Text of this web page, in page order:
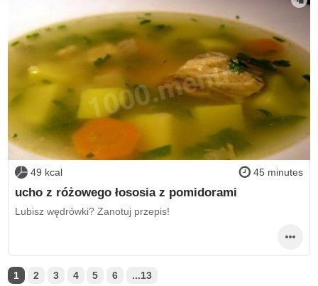
49 kcal 45 minutes
ucho z różowego łososia z pomidorami
Lubisz wędrówki? Zanotuj przepis!
1 2 3 4 5 6 ...13